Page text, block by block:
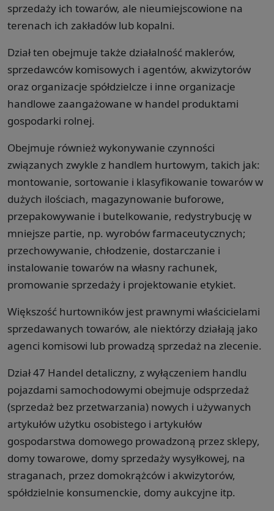
sprzedaży ich towarów, ale nieumiejscowione na
terenach ich zakładów lub kopalni.
Dział ten obejmuje także działalność maklerów,
sprzedawców komisowych i agentów, akwizytorów
oraz organizacje spółdzielcze i inne organizacje
handlowe zaangażowane w handel produktami
gospodarki rolnej.
Obejmuje również wykonywanie czynności
związanych zwykle z handlem hurtowym, takich jak:
montowanie, sortowanie i klasyfikowanie towarów w
dużych ilościach, magazynowanie buforowe,
przepakowywanie i butelkowanie, redystrybucję w
mniejsze partie, np. wyrobów farmaceutycznych;
przechowywanie, chłodzenie, dostarczanie i
instalowanie towarów na własny rachunek,
promowanie sprzedaży i projektowanie etykiet.
Większość hurtowników jest prawnymi właścicielami
sprzedawanych towarów, ale niektórzy działają jako
agenci komisowi lub prowadzą sprzedaż na zlecenie.
Dział 47 Handel detaliczny, z wyłączeniem handlu
pojazdami samochodowymi obejmuje odsprzedaż
(sprzedaż bez przetwarzania) nowych i używanych
artykułów użytku osobistego i artykułów
gospodarstwa domowego prowadzoną przez sklepy,
domy towarowe, domy sprzedaży wysyłkowej, na
straganach, przez domokrążców i akwizytorów,
spółdzielnie konsumenckie, domy aukcyjne itp.